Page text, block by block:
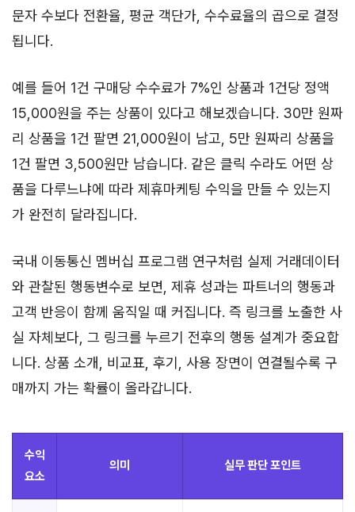
문자 수보다 전환율, 평균 객단가, 수수료율의 곱으로 결정
됩니다.
예를 들어 1건 구매당 수수료가 7%인 상품과 1건당 정액
15,000원을 주는 상품이 있다고 해보겠습니다. 30만 원짜
리 상품을 1건 팔면 21,000원이 남고, 5만 원짜리 상품을
1건 팔면 3,500원만 남습니다. 같은 클릭 수라도 어떤 상
품을 다루느냐에 따라 제휴마케팅 수익을 만들 수 있는지
가 완전히 달라집니다.
국내 이동통신 멤버십 프로그램 연구처럼 실제 거래데이터
와 관찰된 행동변수로 보면, 제휴 성과는 파트너의 행동과
고객 반응이 함께 움직일 때 커집니다. 즉 링크를 노출한 사
실 자체보다, 그 링크를 누르기 전후의 행동 설계가 중요합
니다. 상품 소개, 비교표, 후기, 사용 장면이 연결될수록 구
매까지 가는 확률이 올라갑니다.
수익
요소
의미 실무 판단 포인트